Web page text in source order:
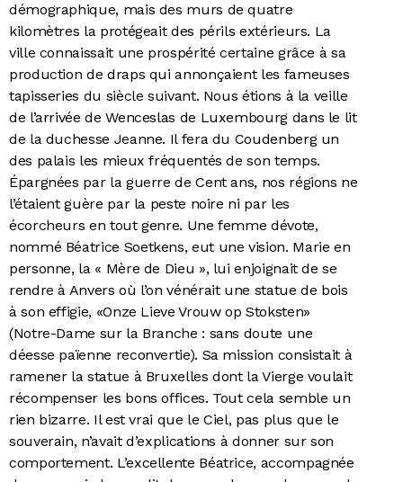
démographique, mais des murs de quatre
kilomètres la protégeait des périls extérieurs. La
ville connaissait une prospérité certaine grâce à sa
production de draps qui annonçaient les fameuses
tapisseries du siècle suivant. Nous étions à la veille
de l’arrivée de Wenceslas de Luxembourg dans le lit
de la duchesse Jeanne. Il fera du Coudenberg un
des palais les mieux fréquentés de son temps.
Épargnées par la guerre de Cent ans, nos régions ne
l’étaient guère par la peste noire ni par les
écorcheurs en tout genre. Une femme dévote,
nommé Béatrice Soetkens, eut une vision. Marie en
personne, la « Mère de Dieu », lui enjoignait de se
rendre à Anvers où l’on vénérait une statue de bois
à son effigie, «Onze Lieve Vrouw op Stoksten»
(Notre-Dame sur la Branche : sans doute une
déesse païenne reconvertie). Sa mission consistait à
ramener la statue à Bruxelles dont la Vierge voulait
récompenser les bons offices. Tout cela semble un
rien bizarre. Il est vrai que le Ciel, pas plus que le
souverain, n’avait d’explications à donner sur son
comportement. L’excellente Béatrice, accompagnée